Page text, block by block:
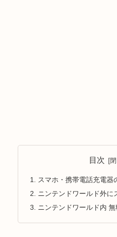
目次
スマホ・携帯電話充電器
ニンテンドワールド外に
ニンテンドワールド内